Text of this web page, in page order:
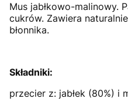
Mus jabłkowo-malinowy.
cukrów. Zawiera
błonnika.
Składniki:
przecier z: jabłek (80%) i